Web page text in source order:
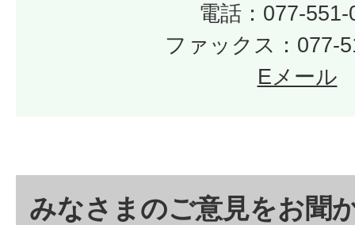
電話：077-551-
ファックス：077-
Eメール
みなさまのご意見をお聞